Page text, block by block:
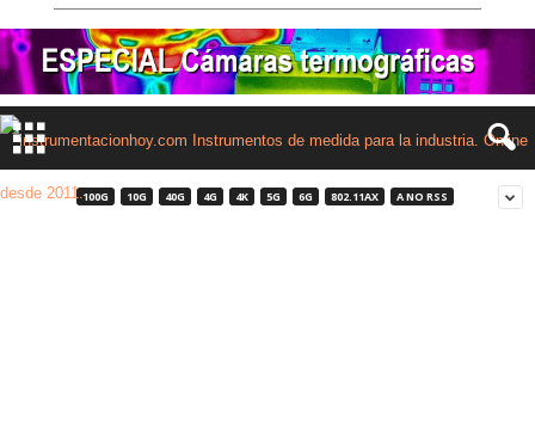
100G 10G 40G 4G 4K 5G 6G 802.11AX A NO RSS